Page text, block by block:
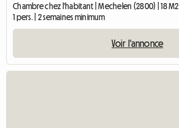
Chambre chez l'habitant | Mechelen (2800) | 18 M2
1 pers. | 2 semaines minimum
Voir l'annonce